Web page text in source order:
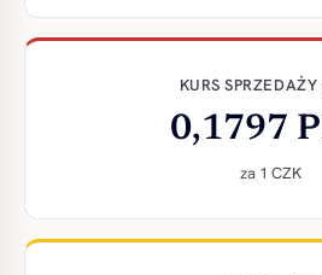
KURS SPRZEDAŻY
0,1797
za 1 CZK